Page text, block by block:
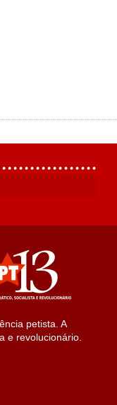
petista. A
e revolucionário.